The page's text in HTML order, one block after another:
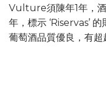
Vulture須陳年1年，酒
年，標示 ‘Riservas’
葡萄酒品質優良，有超